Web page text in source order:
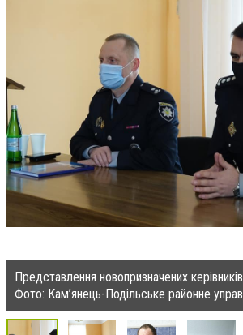
Представлення новопризначених керівників
Фото: Кам’янець-Подільське районне